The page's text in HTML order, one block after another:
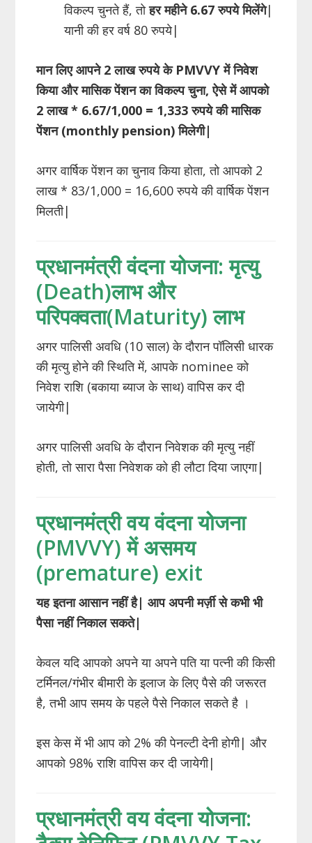
विकल्प चुनते हैं, तोहर महीने 6.67 रुपये मिलेंगे|
यानी की हर वर्ष 80 रुपये|
मान लिए आपने 2 लाख रुपये के PMVVY में निवेश
किया और मासिक पेंशन का विकल्प चुना, ऐसे में आपको
2 लाख * 6.67/1,000 = 1,333 रुपये की मासिक
पेंशन (monthly pension) मिलेगी|
अगर वार्षिक पेंशन का चुनाव किया होता, तो आपको 2
लाख * 83/1,000 = 16,600 रुपये की वार्षिक पेंशन
मिलती|
प्रधानमंत्री वंदना योजना: मृत्यु
(Death)लाभ और
परिपक्वता(Maturity) लाभ
अगर पालिसी अवधि (10 साल) के दौरान पॉलिसी धारक
की मृत्यु होने की स्थिति में, आपके nominee को
निवेश राशि (बकाया ब्याज के साथ) वापिस कर दी
जायेगी|
अगर पालिसी अवधि के दौरान निवेशक की मृत्यु नहीं
होती, तो सारा पैसा निवेशक को ही लौटा दिया जाएगा|
प्रधानमंत्री वय वंदना योजना
(PMVVY) में असमय
(premature) exit
यह इतना आसान नहीं है| आप अपनी मर्ज़ी से कभी भी
पैसा नहीं निकाल सकते|
केवल यदि आपको अपने या अपने पति या पत्नी की किसी
टर्मिनल/गंभीर बीमारी के इलाज के लिए पैसे की जरूरत
है, तभी आप समय के पहले पैसे निकाल सकते है ।
इस केस में भी आप को 2% की पेनल्टी देनी होगी| और
आपको 98% राशि वापिस कर दी जायेगी|
प्रधानमंत्री वय वंदना योजना: